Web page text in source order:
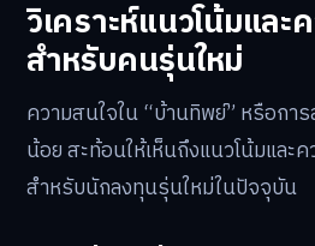
วิเคราะห์แนวโน้มและ
สำหรับคนรุ่นใหม่
ความสนใจใน “บ้านทิพย์” หรือกา
น้อย สะท้อนให้เห็นถึงแนวโน้มและ
สำหรับนักลงทุนรุ่นใหม่ในปัจจุบัน